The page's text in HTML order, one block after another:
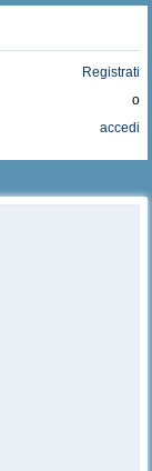
Registrati
o
accedi